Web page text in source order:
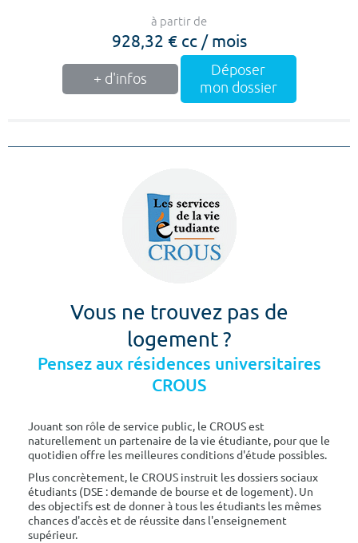
à partir de
928,32 € cc / mois
+ d'infos
Déposer
mon dossier
Vous ne trouvez pas de
logement ?
Pensez aux résidences universitaires
CROUS
Jouant son rôle de service public, le CROUS est
naturellement un partenaire de la vie étudiante, pour que le
quotidien offre les meilleures conditions d'étude possibles.
Plus concrètement, le CROUS instruit les dossiers sociaux
étudiants (DSE : demande de bourse et de logement). Un
des objectifs est de donner à tous les étudiants les mêmes
chances d'accès et de réussite dans l'enseignement
supérieur.